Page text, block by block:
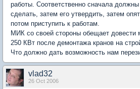
работы. Соответственно сначала должны
сделать, затем его утвердить, затем
потом приступить к работам.
МИК со своей стороны обещает
250 КВт после демонтажа кранов на
Что должно дать возможность нам
vlad32
26 Oct 2006